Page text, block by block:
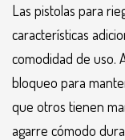
Las pistolas para
características
comodidad de uso.
bloqueo para
que otros tienen
agarre cómodo